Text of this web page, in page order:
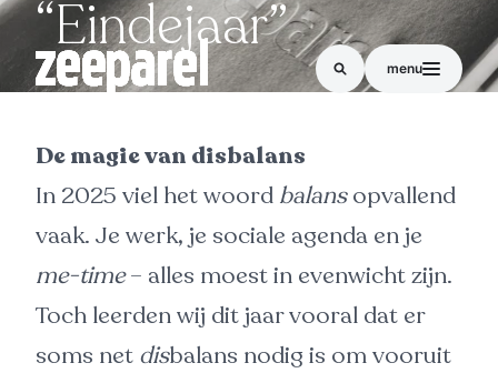
menu
“Eindejaar”
De magie van disbalans
In 2025 viel het woord balansopvallend
vaak. Je werk, je sociale agenda en je
me-time– alles moest in evenwicht zijn.
Toch leerden wij dit jaar vooral dat er
soms net disbalans nodig is om vooruit